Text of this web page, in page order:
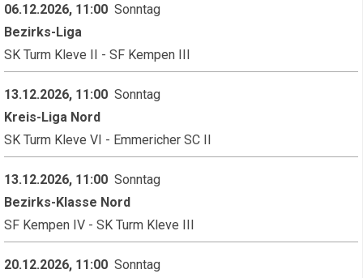
06.12.2026, 11:00 Sonntag
Bezirks-Liga
SK Turm Kleve II - SF Kempen III
13.12.2026, 11:00 Sonntag
Kreis-Liga Nord
SK Turm Kleve VI - Emmericher SC II
13.12.2026, 11:00 Sonntag
Bezirks-Klasse Nord
SF Kempen IV - SK Turm Kleve III
20.12.2026, 11:00 Sonntag